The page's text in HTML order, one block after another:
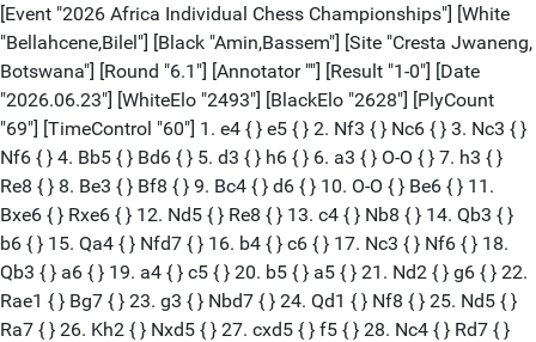
[Event "2026 Africa Individual Chess Championships"] [White
"Bellahcene,Bilel"] [Black "Amin,Bassem"] [Site "Cresta Jwaneng,
Botswana"] [Round "6.1"] [Annotator ""] [Result "1-0"] [Date
"2026.06.23"] [WhiteElo "2493"] [BlackElo "2628"] [PlyCount
"69"] [TimeControl "60"] 1. e4 { } e5 { } 2. Nf3 { } Nc6 { } 3. Nc3 { }
Nf6 { } 4. Bb5 { } Bd6 { } 5. d3 { } h6 { } 6. a3 { } O-O { } 7. h3 { }
Re8 { } 8. Be3 { } Bf8 { } 9. Bc4 { } d6 { } 10. O-O { } Be6 { } 11.
Bxe6 { } Rxe6 { } 12. Nd5 { } Re8 { } 13. c4 { } Nb8 { } 14. Qb3 { }
b6 { } 15. Qa4 { } Nfd7 { } 16. b4 { } c6 { } 17. Nc3 { } Nf6 { } 18.
Qb3 { } a6 { } 19. a4 { } c5 { } 20. b5 { } a5 { } 21. Nd2 { } g6 { } 22.
Rae1 { } Bg7 { } 23. g3 { } Nbd7 { } 24. Qd1 { } Nf8 { } 25. Nd5 { }
Ra7 { } 26. Kh2 { } Nxd5 { } 27. cxd5 { } f5 { } 28. Nc4 { } Rd7 { }